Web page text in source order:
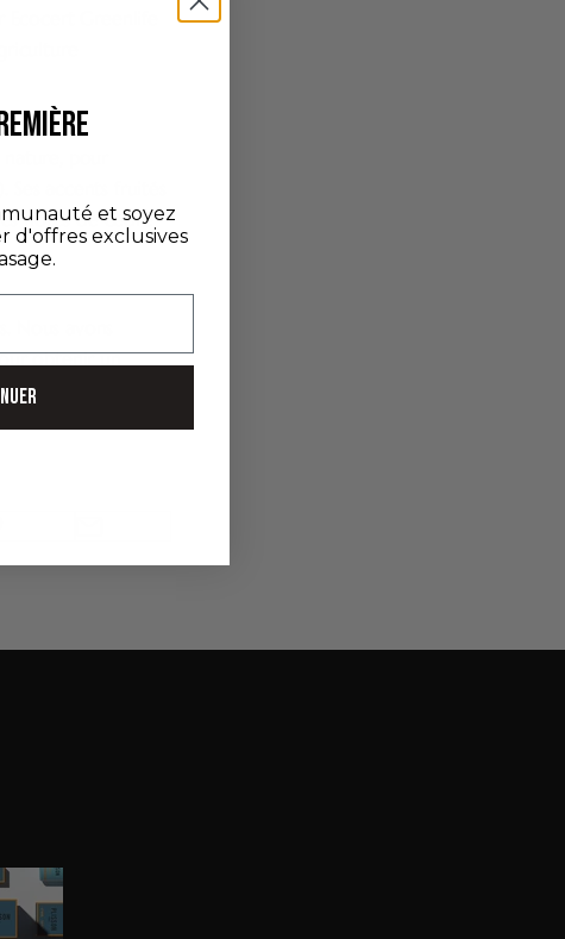
Greenlife
pour
accents fruités
notes de cèdre
avons
obtenir un
et soyez
d'offres exclusives